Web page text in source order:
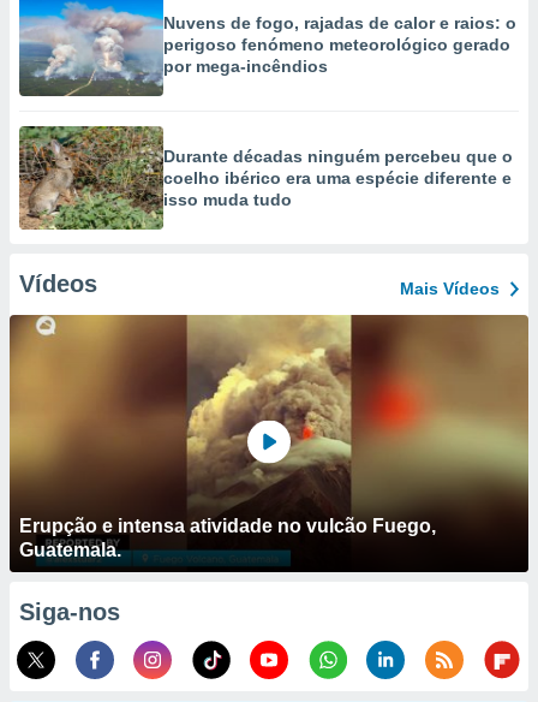
Nuvens de fogo, rajadas de calor e raios: o
perigoso fenómeno meteorológico gerado
por mega-incêndios
Durante décadas ninguém percebeu que o
coelho ibérico era uma espécie diferente e
isso muda tudo
Vídeos Mais Vídeos
Erupção e intensa atividade no vulcão Fuego,
Guatemala.
Siga-nos